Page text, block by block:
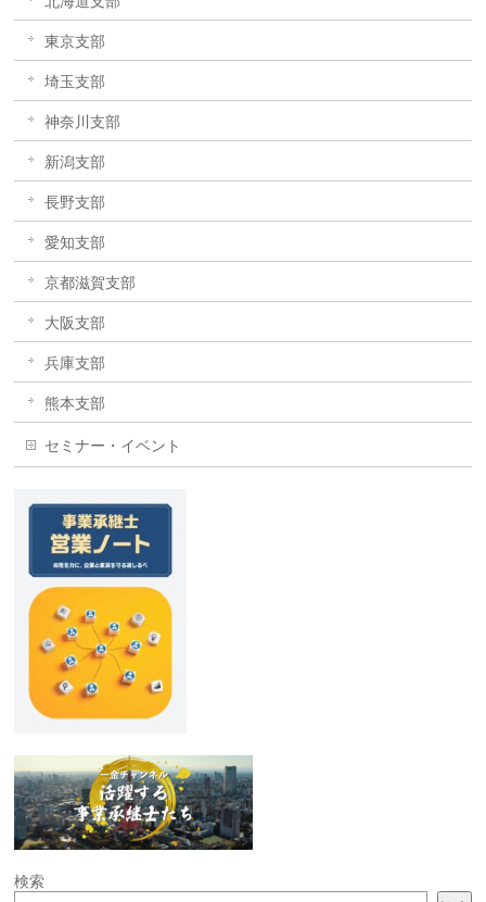
東京支部
埼玉支部
神奈川支部
新潟支部
長野支部
愛知支部
京都滋賀支部
大阪支部
兵庫支部
熊本支部
セミナー・イベント
検索